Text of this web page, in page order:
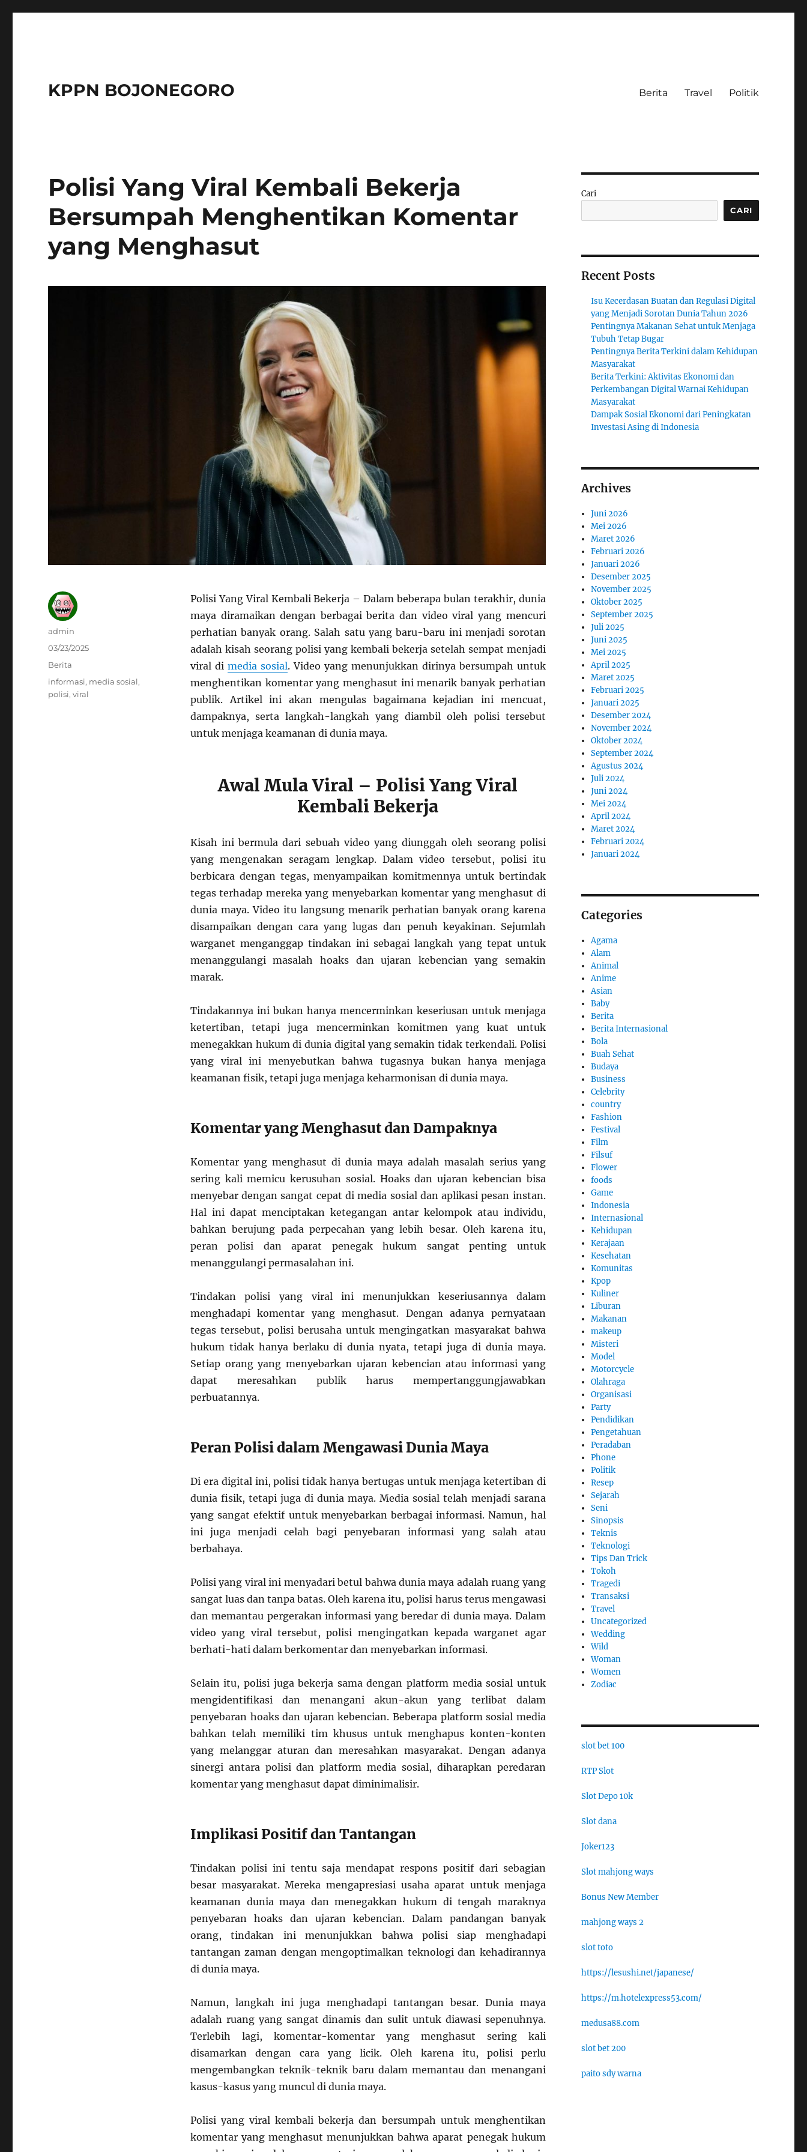
KPPN BOJONEGORO Berita Travel Politik
Polisi Yang Viral Kembali Bekerja
Bersumpah Menghentikan Komentar
yang Menghasut
Polisi Yang Viral Kembali Bekerja – Dalam beberapa bulan terakhir, dunia
maya diramaikan dengan berbagai berita dan video viral yang mencuri
perhatian banyak orang. Salah satu yang baru-baru ini menjadi sorotan
adalah kisah seorang polisi yang kembali bekerja setelah sempat menjadi
viral di media sosial. Video yang menunjukkan dirinya bersumpah untuk
menghentikan komentar yang menghasut ini menarik banyak perhatian
publik. Artikel ini akan mengulas bagaimana kejadian ini mencuat,
dampaknya, serta langkah-langkah yang diambil oleh polisi tersebut
untuk menjaga keamanan di dunia maya.
Awal Mula Viral – Polisi Yang Viral
Kembali Bekerja
Kisah ini bermula dari sebuah video yang diunggah oleh seorang polisi
yang mengenakan seragam lengkap. Dalam video tersebut, polisi itu
berbicara dengan tegas, menyampaikan komitmennya untuk bertindak
tegas terhadap mereka yang menyebarkan komentar yang menghasut di
dunia maya. Video itu langsung menarik perhatian banyak orang karena
disampaikan dengan cara yang lugas dan penuh keyakinan. Sejumlah
warganet menganggap tindakan ini sebagai langkah yang tepat untuk
menanggulangi masalah hoaks dan ujaran kebencian yang semakin
marak.
Tindakannya ini bukan hanya mencerminkan keseriusan untuk menjaga
ketertiban, tetapi juga mencerminkan komitmen yang kuat untuk
menegakkan hukum di dunia digital yang semakin tidak terkendali. Polisi
yang viral ini menyebutkan bahwa tugasnya bukan hanya menjaga
keamanan fisik, tetapi juga menjaga keharmonisan di dunia maya.
Komentar yang Menghasut dan Dampaknya
Komentar yang menghasut di dunia maya adalah masalah serius yang
sering kali memicu kerusuhan sosial. Hoaks dan ujaran kebencian bisa
menyebar dengan sangat cepat di media sosial dan aplikasi pesan instan.
Hal ini dapat menciptakan ketegangan antar kelompok atau individu,
bahkan berujung pada perpecahan yang lebih besar. Oleh karena itu,
peran polisi dan aparat penegak hukum sangat penting untuk
menanggulangi permasalahan ini.
Tindakan polisi yang viral ini menunjukkan keseriusannya dalam
menghadapi komentar yang menghasut. Dengan adanya pernyataan
tegas tersebut, polisi berusaha untuk mengingatkan masyarakat bahwa
hukum tidak hanya berlaku di dunia nyata, tetapi juga di dunia maya.
Setiap orang yang menyebarkan ujaran kebencian atau informasi yang
dapat meresahkan publik harus mempertanggungjawabkan
perbuatannya.
Peran Polisi dalam Mengawasi Dunia Maya
Di era digital ini, polisi tidak hanya bertugas untuk menjaga ketertiban di
dunia fisik, tetapi juga di dunia maya. Media sosial telah menjadi sarana
yang sangat efektif untuk menyebarkan berbagai informasi. Namun, hal
ini juga menjadi celah bagi penyebaran informasi yang salah atau
berbahaya.
Polisi yang viral ini menyadari betul bahwa dunia maya adalah ruang yang
sangat luas dan tanpa batas. Oleh karena itu, polisi harus terus mengawasi
dan memantau pergerakan informasi yang beredar di dunia maya. Dalam
video yang viral tersebut, polisi mengingatkan kepada warganet agar
berhati-hati dalam berkomentar dan menyebarkan informasi.
Selain itu, polisi juga bekerja sama dengan platform media sosial untuk
mengidentifikasi dan menangani akun-akun yang terlibat dalam
penyebaran hoaks dan ujaran kebencian. Beberapa platform sosial media
bahkan telah memiliki tim khusus untuk menghapus konten-konten
yang melanggar aturan dan meresahkan masyarakat. Dengan adanya
sinergi antara polisi dan platform media sosial, diharapkan peredaran
komentar yang menghasut dapat diminimalisir.
Implikasi Positif dan Tantangan
Tindakan polisi ini tentu saja mendapat respons positif dari sebagian
besar masyarakat. Mereka mengapresiasi usaha aparat untuk menjaga
keamanan dunia maya dan menegakkan hukum di tengah maraknya
penyebaran hoaks dan ujaran kebencian. Dalam pandangan banyak
orang, tindakan ini menunjukkan bahwa polisi siap menghadapi
tantangan zaman dengan mengoptimalkan teknologi dan kehadirannya
di dunia maya.
Namun, langkah ini juga menghadapi tantangan besar. Dunia maya
adalah ruang yang sangat dinamis dan sulit untuk diawasi sepenuhnya.
Terlebih lagi, komentar-komentar yang menghasut sering kali
disamarkan dengan cara yang licik. Oleh karena itu, polisi perlu
mengembangkan teknik-teknik baru dalam memantau dan menangani
kasus-kasus yang muncul di dunia maya.
Polisi yang viral kembali bekerja dan bersumpah untuk menghentikan
komentar yang menghasut menunjukkan bahwa aparat penegak hukum
Author
admin
Posted
03/23/2025
Categories
Berita
Tags
informasi, media sosial,
polisi,viral
Cari
CARI
Recent Posts
Isu Kecerdasan Buatan dan Regulasi Digital
yang Menjadi Sorotan Dunia Tahun 2026
Pentingnya Makanan Sehat untuk Menjaga
Tubuh Tetap Bugar
Pentingnya Berita Terkini dalam Kehidupan
Masyarakat
Berita Terkini: Aktivitas Ekonomi dan
Perkembangan Digital Warnai Kehidupan
Masyarakat
Dampak Sosial Ekonomi dari Peningkatan
Investasi Asing di Indonesia
Archives
Juni 2026
Mei 2026
Maret 2026
Februari 2026
Januari 2026
Desember 2025
November 2025
Oktober 2025
September 2025
Juli 2025
Juni 2025
Mei 2025
April 2025
Maret 2025
Februari 2025
Januari 2025
Desember 2024
November 2024
Oktober 2024
September 2024
Agustus 2024
Juli 2024
Juni 2024
Mei 2024
April 2024
Maret 2024
Februari 2024
Januari 2024
Categories
Agama
Alam
Animal
Anime
Asian
Baby
Berita
Berita Internasional
Bola
Buah Sehat
Budaya
Business
Celebrity
country
Fashion
Festival
Film
Filsuf
Flower
foods
Game
Indonesia
Internasional
Kehidupan
Kerajaan
Kesehatan
Komunitas
Kpop
Kuliner
Liburan
Makanan
makeup
Misteri
Model
Motorcycle
Olahraga
Organisasi
Party
Pendidikan
Pengetahuan
Peradaban
Phone
Politik
Resep
Sejarah
Seni
Sinopsis
Teknis
Teknologi
Tips Dan Trick
Tokoh
Tragedi
Transaksi
Travel
Uncategorized
Wedding
Wild
Woman
Women
Zodiac
slot bet 100
RTP Slot
Slot Depo 10k
Slot dana
Joker123
Slot mahjong ways
Bonus New Member
mahjong ways 2
slot toto
https://lesushi.net/japanese/
https://m.hotelexpress53.com/
medusa88.com
slot bet 200
paito sdy warna